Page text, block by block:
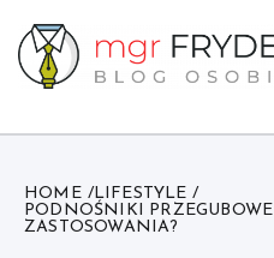
content
HOME
LIFESTYLE
PODNOŚNIKI
ZASTOSOWANIA?